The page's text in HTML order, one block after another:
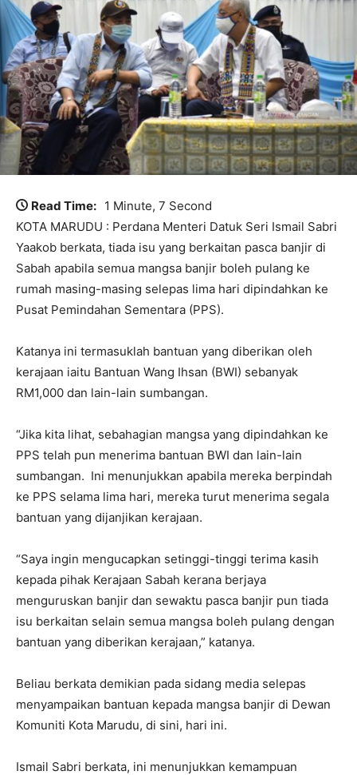
Read Time: 1 Minute, 7 Second
KOTA MARUDU : Perdana Menteri Datuk Seri Ismail Sabri
Yaakob berkata, tiada isu yang berkaitan pasca banjir di
Sabah apabila semua mangsa banjir boleh pulang ke
rumah masing-masing selepas lima hari dipindahkan ke
Pusat Pemindahan Sementara (PPS).
Katanya ini termasuklah bantuan yang diberikan oleh
kerajaan iaitu Bantuan Wang Ihsan (BWI) sebanyak
RM1,000 dan lain-lain sumbangan.
“Jika kita lihat, sebahagian mangsa yang dipindahkan ke
PPS telah pun menerima bantuan BWI dan lain-lain
sumbangan. Ini menunjukkan apabila mereka berpindah
ke PPS selama lima hari, mereka turut menerima segala
bantuan yang dijanjikan kerajaan.
“Saya ingin mengucapkan setinggi-tinggi terima kasih
kepada pihak Kerajaan Sabah kerana berjaya
menguruskan banjir dan sewaktu pasca banjir pun tiada
isu berkaitan selain semua mangsa boleh pulang dengan
bantuan yang diberikan kerajaan,” katanya.
Beliau berkata demikian pada sidang media selepas
menyampaikan bantuan kepada mangsa banjir di Dewan
Komuniti Kota Marudu, di sini, hari ini.
Ismail Sabri berkata, ini menunjukkan kemampuan